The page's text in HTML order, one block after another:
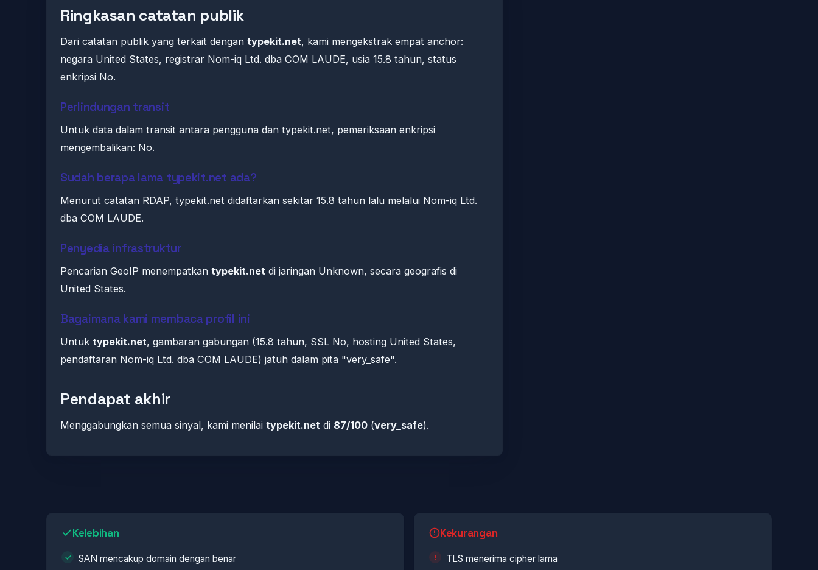
Ringkasan catatan publik
Dari catatan publik yang terkait dengan typekit.net, kami mengekstrak empat anchor:
negara United States, registrar Nom-iq Ltd. dba COM LAUDE, usia 15.8 tahun, status
enkripsi No.
Perlindungan transit
Untuk data dalam transit antara pengguna dan typekit.net, pemeriksaan enkripsi
mengembalikan: No.
Sudah berapa lama typekit.net ada?
Menurut catatan RDAP, typekit.net didaftarkan sekitar 15.8 tahun lalu melalui Nom-iq Ltd.
dba COM LAUDE.
Penyedia infrastruktur
Pencarian GeoIP menempatkan typekit.net di jaringan Unknown, secara geografis di
United States.
Bagaimana kami membaca profil ini
Untuk typekit.net, gambaran gabungan (15.8 tahun, SSL No, hosting United States,
pendaftaran Nom-iq Ltd. dba COM LAUDE) jatuh dalam pita "very_safe".
Pendapat akhir
Menggabungkan semua sinyal, kami menilai typekit.net di 87/100 (very_safe).
Kelebihan
SAN mencakup domain dengan benar
Kekurangan
TLS menerima cipher lama